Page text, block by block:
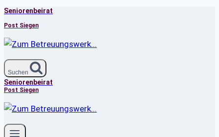
Zum
Inhalt
springen
Seniorenbeirat
Post Siegen
Suchen
Seniorenbeirat
Post Siegen